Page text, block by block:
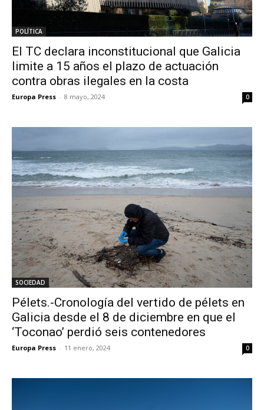
POLÍTICA
El TC declara inconstitucional que Galicia
limite a 15 años el plazo de actuación
contra obras ilegales en la costa
Europa Press - 8 mayo, 2024 0
SOCIEDAD
Pélets.-Cronología del vertido de pélets en
Galicia desde el 8 de diciembre en que el
‘Toconao’ perdió seis contenedores
Europa Press - 11 enero, 2024 0